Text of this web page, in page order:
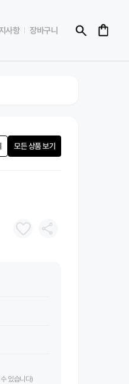
사항 장바구니
모든 상품 보기
있습니다)